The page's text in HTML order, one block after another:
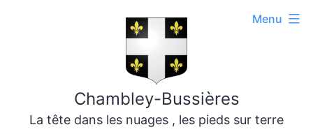
Chambley-Bussières
La tête dans les nuages , les pieds sur terre
Menu